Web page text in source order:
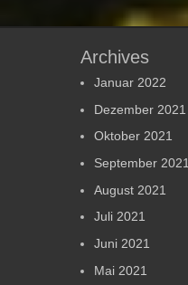
Archives
Januar 2022
Dezember 2021
Oktober 2021
September 2021
August 2021
Juli 2021
Juni 2021
Mai 2021